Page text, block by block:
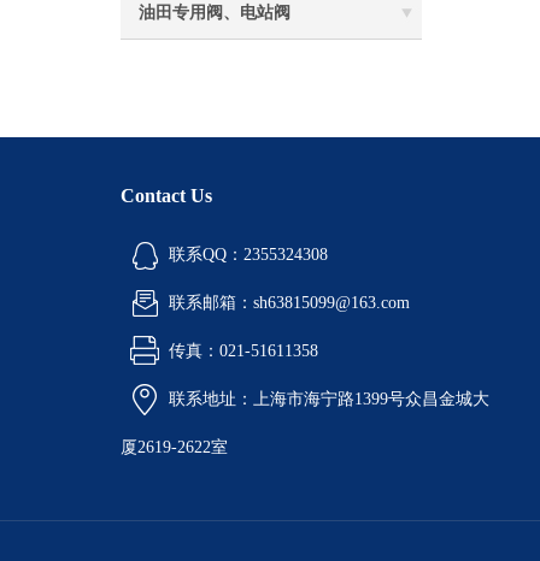
油田专用阀、电站阀
Contact Us
联系QQ：2355324308
联系邮箱：sh63815099@163.com
传真：021-51611358
联系地址：上海市海宁路1399号众昌金城大
厦2619-2622室